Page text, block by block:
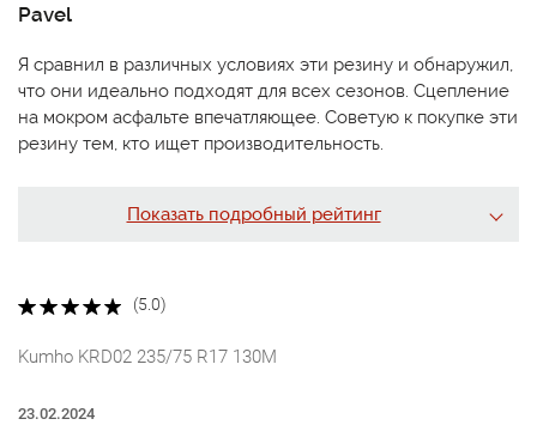
Pavel
Я сравнил в различных условиях эти резину и обнаружил,
что они идеально подходят для всех сезонов. Сцепление
на мокром асфальте впечатляющее. Советую к покупке эти
резину тем, кто ищет производительность.
Показать подробный рейтинг
(5.0)
Kumho KRD02 235/75 R17 130M
23.02.2024